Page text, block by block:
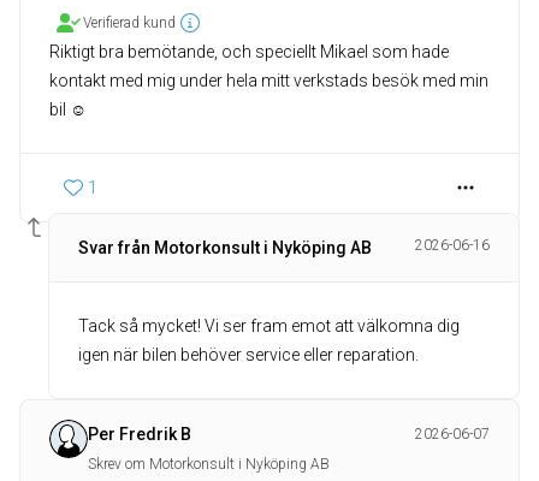
Verifierad kund
Riktigt bra bemötande, och speciellt Mikael som hade
kontakt med mig under hela mitt verkstads besök med min
bil ☺️
1
Svar från Motorkonsult i Nyköping AB 2026-06-16
Tack så mycket! Vi ser fram emot att välkomna dig
igen när bilen behöver service eller reparation.
Per Fredrik B
2026-06-07
Skrev om Motorkonsult i Nyköping AB